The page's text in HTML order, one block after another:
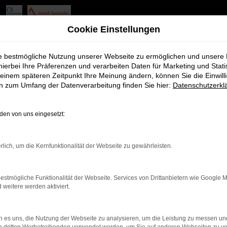
das Laden bestimmter Seiten verhindern. Funktioniert
zu beheben.
auf dem neuesten Stand sind.
sondern kann auch dazu führen, dass bestimmte
Cookie Einstellungen
bestmögliche Nutzung unserer Webseite zu ermöglichen und unsere
Ihre Präferenzen und verarbeiten Daten für Marketing und
späteren Zeitpunkt Ihre Meinung ändern, können Sie die
zum Umfang der Datenverarbeitung finden Sie hier:
von uns eingesetzt:
um die Kernfunktionalität der Webseite zu gewährleisten.
Funktionalität der Webseite. Services von Drittanbietern wie Google
weitere werden aktiviert.
es uns, die Nutzung der Webseite zu analysieren, um die Leistung zu messen